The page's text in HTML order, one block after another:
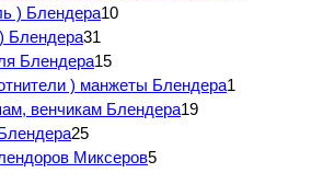
) Блендера10
Блендера31
Блендера15
) манжеты Блендера1
венчикам Блендера19
25
Миксеров5